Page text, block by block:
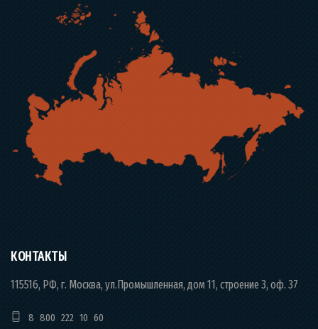
КОНТАКТЫ
115516, РФ, г. Москва, ул.Промышленная, дом 11, строение 3, оф. 37
8 800 222 10 60